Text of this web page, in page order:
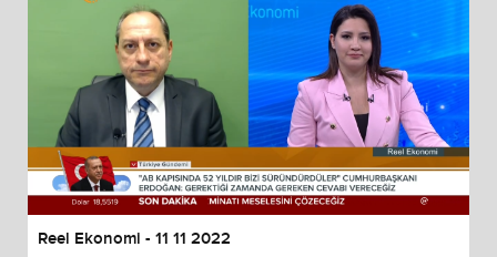
Reel Ekonomi - 11 11 2022